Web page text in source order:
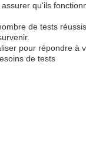
qu'ils
de tests
pour répondre à
de tests